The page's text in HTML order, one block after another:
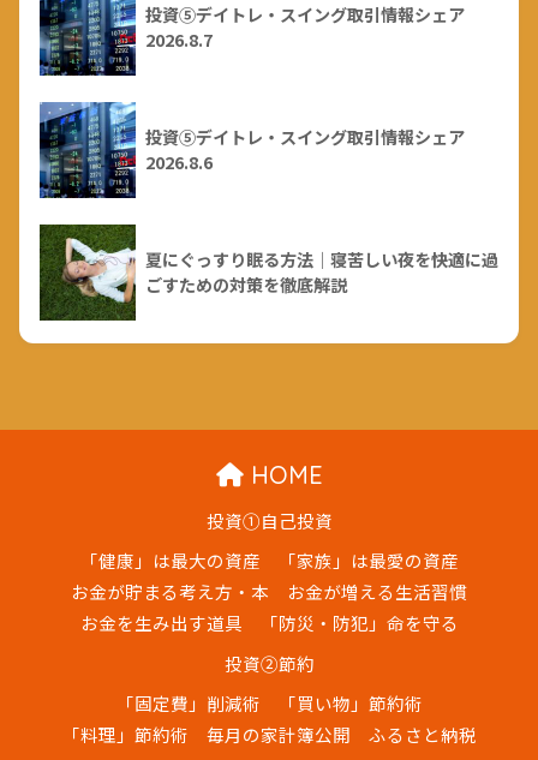
投資⑤デイトレ・スイング取引情報シェア
2026.8.7
投資⑤デイトレ・スイング取引情報シェア
2026.8.6
夏にぐっすり眠る方法｜寝苦しい夜を快適に過
ごすための対策を徹底解説
HOME
投資①自己投資
「健康」は最大の資産
「家族」は最愛の資産
お金が貯まる考え方・本
お金が増える生活習慣
お金を生み出す道具
「防災・防犯」命を守る
投資②節約
「固定費」削減術
「買い物」節約術
「料理」節約術
毎月の家計簿公開
ふるさと納税